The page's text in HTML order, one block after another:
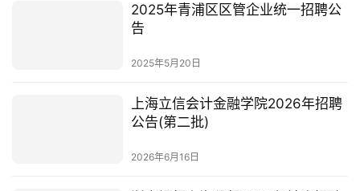
2025年青浦区区管企业统一招聘公
告
2025年5月20日
上海立信会计金融学院2026年招聘
公告(第二批)
2026年6月16日